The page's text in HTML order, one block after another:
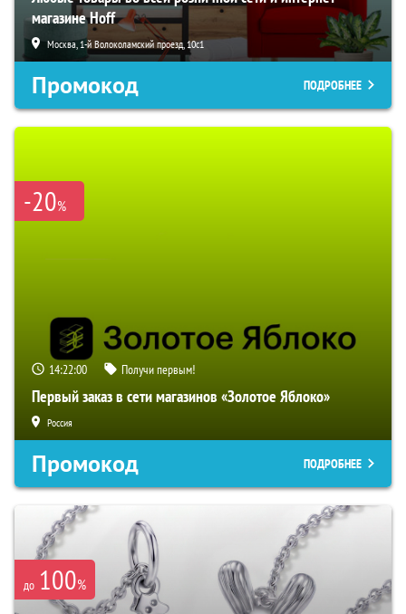
магазине Hoff
Москва, 1-й Волоколамский проезд, 10с1
Промокод ПОДРОБНЕЕ
-20%
14:21:59 Получи первым!
Первый заказ в сети магазинов «Золотое Яблоко»
Россия
Промокод ПОДРОБНЕЕ
до 100%